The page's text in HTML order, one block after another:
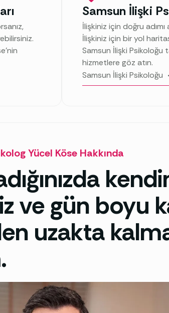
Samsun İlişki
İlişkiniz için doğru
İlişkiniz için bir yol
Samsun İlişki Psikoloğu
hizmetlere göz atın.
Samsun İlişki Psikoloğu
Yücel Köse Hakkında
ve gün boyu
uzakta